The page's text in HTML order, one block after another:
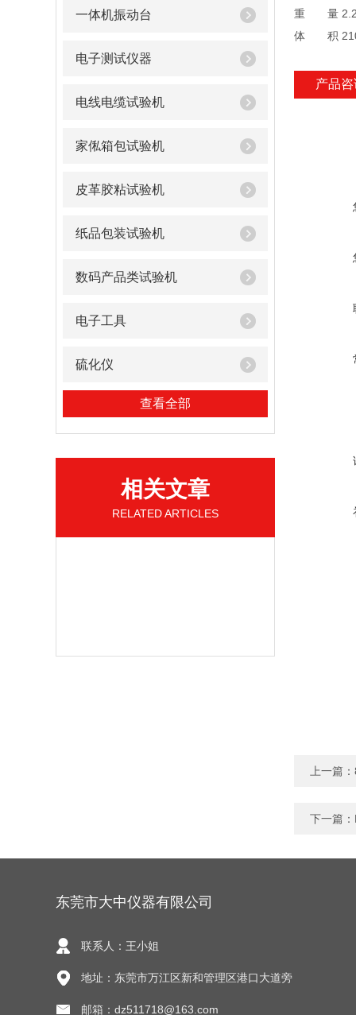
一体机振动台
电子测试仪器
电线电缆试验机
家俬箱包试验机
皮革胶粘试验机
纸品包装试验机
数码产品类试验机
电子工具
硫化仪
查看全部
相关文章
RELATED ARTICLES
重 量
体 积 210
产品
上一篇：
下一篇：
东莞市大中仪器有限公司
联系人：王小姐
地址：东莞市万江区新和管理区港口大道旁
邮箱：dz511718@163.com